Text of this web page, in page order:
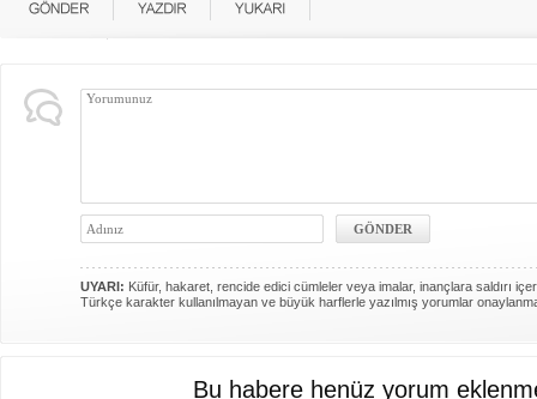
UYARI: Küfür, hakaret, rencide edici cümleler veya imalar, inançlara saldırı
Türkçe karakter kullanılmayan ve büyük harflerle yazılmış yorumlar
Bu habere henüz yorum